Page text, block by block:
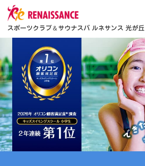
スポーツクラブ＆サウナスパ ルネサンス 光が丘